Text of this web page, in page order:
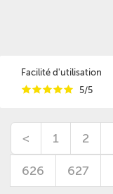
Facilité d'utilisation
iiiii 5/5
< 1 2
626 627